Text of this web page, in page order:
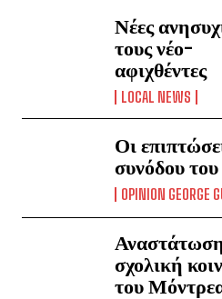
Νέες
τους νέο-
αφιχθέντες
LOCAL NEWS
Οι
συνόδου
OPINION GEORGE
σχολική
του